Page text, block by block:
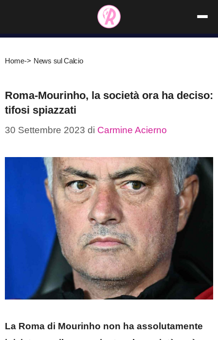
contenuto
Home-> News sul Calcio
Roma-Mourinho, la società ora ha deciso:
tifosi spiazzati
30 Settembre 2023 di Carmine Acierno
La Roma di Mourinho non ha assolutamente